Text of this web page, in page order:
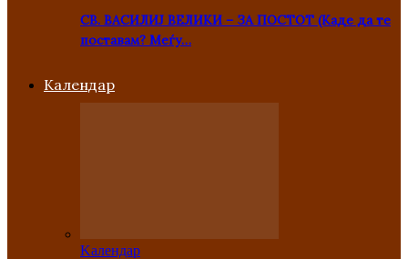
СВ. ВАСИЛИЈ ВЕЛИКИ – ЗА ПОСТОТ (Каде да те
поставам? Меѓу…
Kалендар
Kалендар